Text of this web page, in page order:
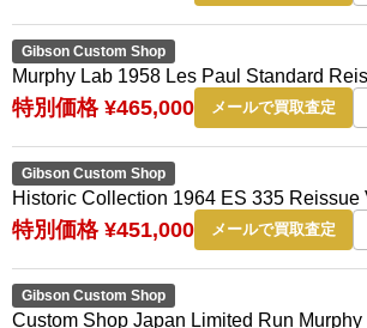
Gibson Custom Shop
Murphy Lab 1958 Les Paul Standard
特別価格 ¥465,000 メールで買取査定
Gibson Custom Shop
Historic Collection 1964 ES 335 Reissue
特別価格 ¥451,000 メールで買取査定
Gibson Custom Shop
Custom Shop Japan Limited Run